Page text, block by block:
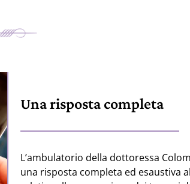
Una risposta completa
L’ambulatorio della dottoressa
una risposta completa ed esaustiva